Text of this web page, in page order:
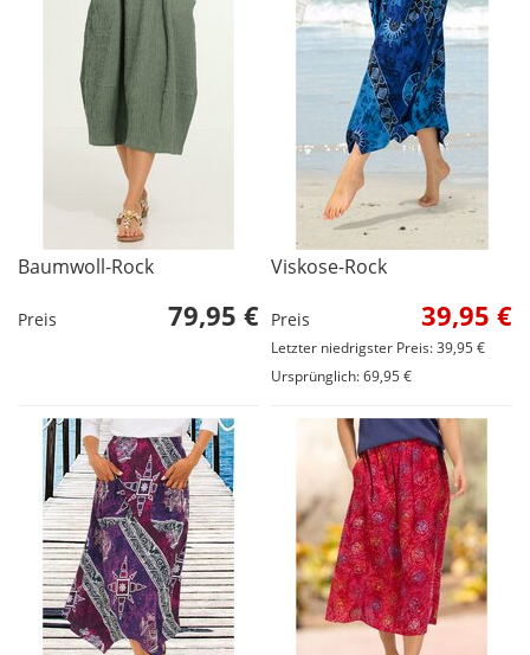
Baumwoll-Rock
Preis 79,95 €
Viskose-Rock
Preis 39,95 €
Letzter niedrigster Preis: 39,95 €
Ursprünglich: 69,95 €